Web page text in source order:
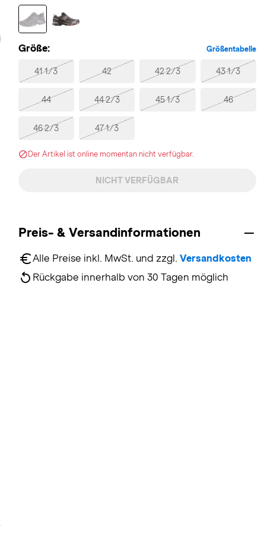
Größe: Größentabelle
41 1/3 42 42 2/3 43 1/3
44 44 2/3 45 1/3 46
46 2/3 47 1/3
Der Artikel ist online momentan nicht verfügbar.
NICHT VERFÜGBAR
Preis- & Versandinformationen
Alle Preise inkl. MwSt. und zzgl. Versandkosten
Rückgabe innerhalb von 30 Tagen möglich